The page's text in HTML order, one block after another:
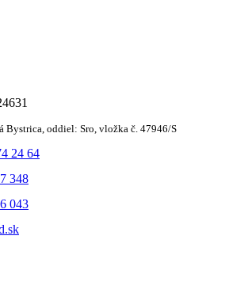
Bystrica, oddiel: Sro, vložka č. 47946/S
24 64
348
043